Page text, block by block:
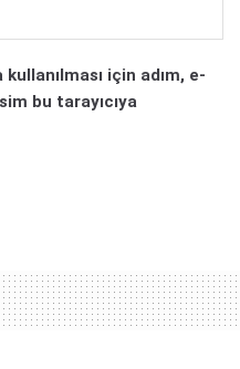
için adım, e-
bu tarayıcıya